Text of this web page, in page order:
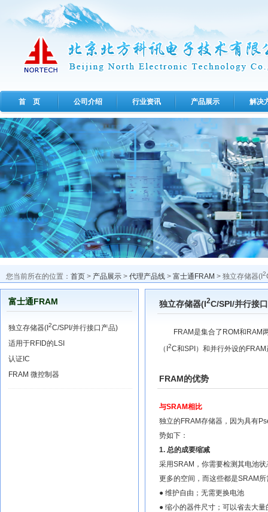
首 页 公司介绍 行业资讯 产品展示 解决
您当前所在的位置： 首页 > 产品展示 > 代理产品线 > 富士通FRAM > 独立存储器(I 2
富士通FRAM
独立存储器(I 2C/SPI/并行接口产品)
适用于RFID的LSI
认证IC
FRAM 微控制器
独立存储器(I2C/SPI/并行接
FRAM是集合了ROM和RAM两
（I2C和SPI）和并行外设的
FRAM的优势
与SRAM相比
独立的FRAM存储器，因为具有
势如下：
1. 总的成要缩减
采用SRAM，你需要检测其电池
更多的空间，而这些都是SRAM
● 维护自由；无需更换电池
● 缩小的器件尺寸；可以省去大量